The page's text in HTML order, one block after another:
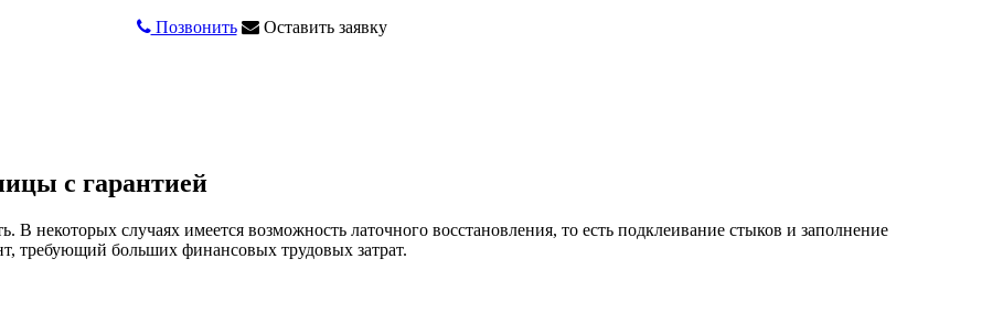
Позвонить
Оставить заявку
с гарантией
В некоторых случаях имеется возможность латочного восстановления, то есть подклеивание стыков и заполнение
требующий больших финансовых трудовых затрат.